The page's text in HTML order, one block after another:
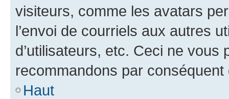
visiteurs, comme les avatars
l’envoi de courriels aux autres
d’utilisateurs, etc. Ceci ne vous
recommandons par conséquent
Haut